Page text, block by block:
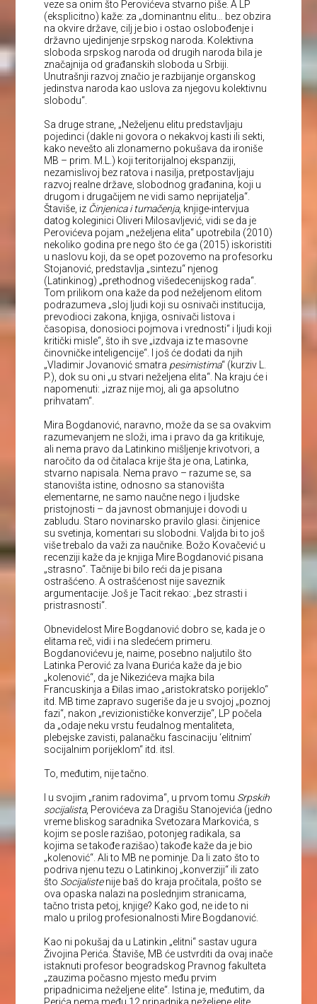
veze sa onim što Perovićeva stvarno piše. A LP
(eksplicitno) kaže: za „dominantnu elitu… bez obzira
na okvire države, cilj je bio i ostao oslobođenje i
državno ujedinjenje srpskog naroda. Kolektivna
sloboda srpskog naroda od drugih naroda bila je
značajnija od građanskih sloboda u Srbiji.
Unutrašnji razvoj značio je razbijanje organskog
jedinstva naroda kao uslova za njegovu kolektivnu
slobodu“.
Sa druge strane, „Neželjenu elitu predstavljaju
pojedinci (dakle ni govora o nekakvoj kasti ili sekti,
kako nevešto ali zlonamerno pokušava da ironiše
MB – prim. M.L.) koji teritorijalnoj ekspanziji,
nezamislivoj bez ratova i nasilja, pretpostavljaju
razvoj realne države, slobodnog građanina, koji u
drugom i drugačijem ne vidi samo neprijatelja“.
Štaviše, iz Činjenica i tumačenja, knjige-intervjua
datog koleginici Oliveri Milosavljević, vidi se da je
Perovićeva pojam „neželjena elita“ upotrebila (2010)
nekoliko godina pre nego što će ga (2015) iskoristiti
u naslovu koji, da se opet pozovemo na profesorku
Stojanović, predstavlja „sintezu“ njenog
(Latinkinog) „prethodnog višedecenijskog rada“.
Tom prilikom ona kaže da pod neželjenom elitom
podrazumeva „sloj ljudi koji su osnivači institucija,
prevodioci zakona, knjiga, osnivači listova i
časopisa, donosioci pojmova i vrednosti“ i ljudi koji
kritički misle“, što ih sve „izdvaja iz te masovne
činovničke inteligencije“. I još će dodati da njih
„Vladimir Jovanović smatra pesimistima“ (kurziv L.
P.), dok su oni „u stvari neželjena elita“. Na kraju će i
napomenuti: „izraz nije moj, ali ga apsolutno
prihvatam“.
Mira Bogdanović, naravno, može da se sa ovakvim
razumevanjem ne složi, ima i pravo da ga kritikuje,
ali nema pravo da Latinkino mišljenje krivotvori, a
naročito da od čitalaca krije šta je ona, Latinka,
stvarno napisala. Nema pravo – razume se, sa
stanovišta istine, odnosno sa stanovišta
elementarne, ne samo naučne nego i ljudske
pristojnosti – da javnost obmanjuje i dovodi u
zabludu. Staro novinarsko pravilo glasi: činjenice
su svetinja, komentari su slobodni. Valjda bi to još
više trebalo da važi za naučnike. Božo Kovačević u
recenziji kaže da je knjiga Mire Bogdanović pisana
„strasno“. Tačnije bi bilo reći da je pisana
ostrašćeno. A ostrašćenost nije saveznik
argumentacije. Još je Tacit rekao: „bez strasti i
pristrasnosti“.
Obnevidelost Mire Bogdanović dobro se, kada je o
elitama reč, vidi i na sledećem primeru.
Bogdanovićevu je, naime, posebno naljutilo što
Latinka Perović za Ivana Đurića kaže da je bio
„kolenović“, da je Nikezićeva majka bila
Francuskinja a Đilas imao „aristokratsko porijeklo“
itd. MB time zapravo sugeriše da je u svojoj „poznoj
fazi“, nakon „revizionističke konverzije“, LP počela
da „odaje neku vrstu feudalnog mentaliteta,
plebejske zavisti, palanačku fascinaciju ‘elitnim’
socijalnim porijeklom“ itd. itsl.
To, međutim, nije tačno.
I u svojim „ranim radovima“, u prvom tomu Srpskih
socijalista, Perovićeva za Dragišu Stanojevića (jedno
vreme bliskog saradnika Svetozara Markovića, s
kojim se posle razišao, potonjeg radikala, sa
kojima se takođe razišao) takođe kaže da je bio
„kolenović“. Ali to MB ne pominje. Da li zato što to
podriva njenu tezu o Latinkinoj „konverziji“ ili zato
što Socijalistenije baš do kraja pročitala, pošto se
ova opaska nalazi na poslednjim stranicama,
tačno trista petoj, knjige? Kako god, ne ide to ni
malo u prilog profesionalnosti Mire Bogdanović.
Kao ni pokušaj da u Latinkin „elitni“ sastav ugura
Živojina Perića. Štaviše, MB će ustvrditi da ovaj inače
istaknuti profesor beogradskog Pravnog fakulteta
„zauzima počasno mjesto među prvim
pripadnicima neželjene elite“. Istina je, međutim, da
Perića nema među 12 pripadnika neželjene elite